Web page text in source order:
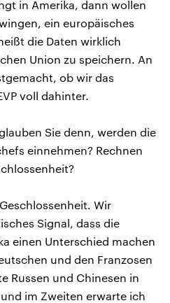
in Amerika, dann wollen
ein europäisches
die Daten wirklich
Union zu speichern. An
ob wir das
voll dahinter.
Sie denn, werden die
einnehmen? Rechnen
Wir
Signal, dass die
einen Unterschied machen
und den Franzosen
Russen und Chinesen in
im Zweiten erwarte ich